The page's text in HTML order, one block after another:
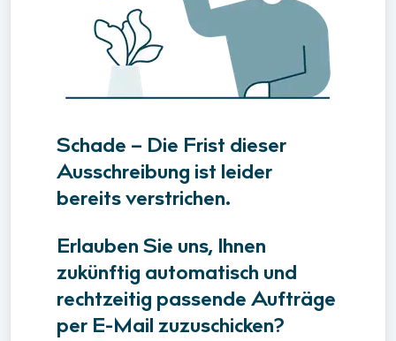
Schade – Die Frist dieser
Ausschreibung ist leider
bereits verstrichen.
Erlauben Sie uns, Ihnen
zukünftig automatisch und
rechtzeitig passende Aufträge
per E-Mail zuzuschicken?